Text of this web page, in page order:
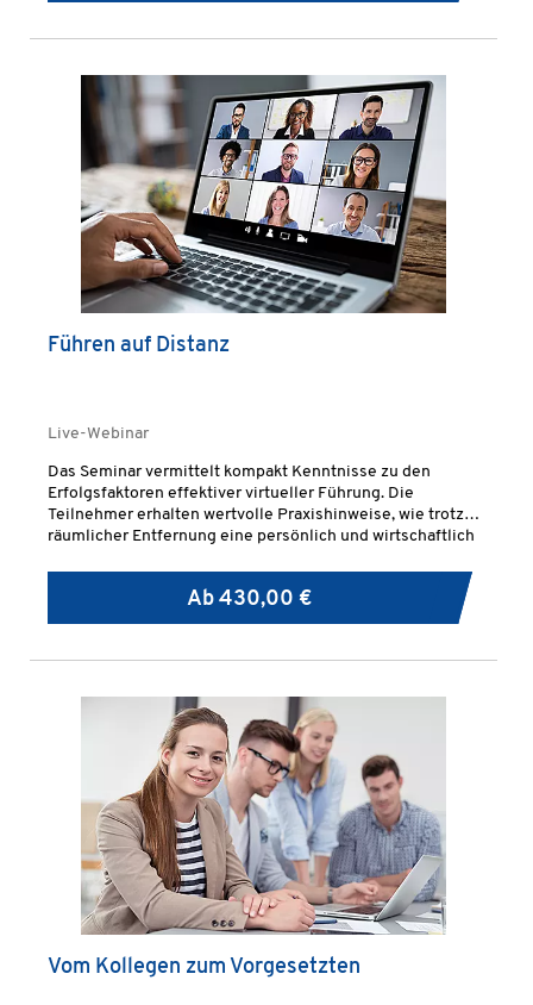
Führen auf Distanz
Live-Webinar
Das Seminar vermittelt kompakt Kenntnisse zu den
Erfolgsfaktoren effektiver virtueller Führung. Die
Teilnehmer erhalten wertvolle Praxishinweise, wie trotz
räumlicher Entfernung eine persönlich und wirtschaftlich
Ab 430,00 €
Vom Kollegen zum Vorgesetzten